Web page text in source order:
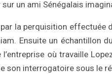
un ami Sénégalais
la perquisition
Ensuite un échantillon
où travaille
son interrogatoire sous le